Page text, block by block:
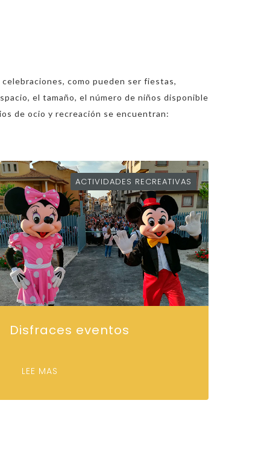
como pueden ser fiestas,
el tamaño, el número de niños disponible
de ocio y recreación se encuentran:
ACTIVIDADES RECREATIVAS
Disfraces eventos
LEE MAS